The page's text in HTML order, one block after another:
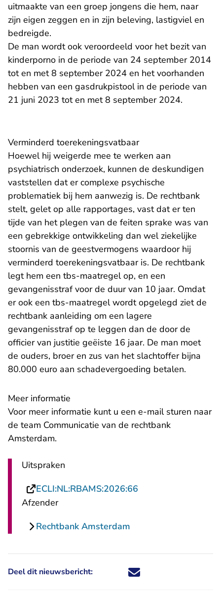
uitmaakte van een groep jongens die hem, naar
zijn eigen zeggen en in zijn beleving, lastigviel en
bedreigde.
De man wordt ook veroordeeld voor het bezit van
kinderporno in de periode van 24 september 2014
tot en met 8 september 2024 en het voorhanden
hebben van een gasdrukpistool in de periode van
21 juni 2023 tot en met 8 september 2024.
Verminderd toerekeningsvatbaar
Hoewel hij weigerde mee te werken aan
psychiatrisch onderzoek, kunnen de deskundigen
vaststellen dat er complexe psychische
problematiek bij hem aanwezig is. De rechtbank
stelt, gelet op alle rapportages, vast dat er ten
tijde van het plegen van de feiten sprake was van
een gebrekkige ontwikkeling dan wel ziekelijke
stoornis van de geestvermogens waardoor hij
verminderd toerekeningsvatbaar is. De rechtbank
legt hem een tbs-maatregel op, en een
gevangenisstraf voor de duur van 10 jaar. Omdat
er ook een tbs-maatregel wordt opgelegd ziet de
rechtbank aanleiding om een lagere
gevangenisstraf op te leggen dan de door de
officier van justitie geëiste 16 jaar. De man moet
de ouders, broer en zus van het slachtoffer bijna
80.000 euro aan schadevergoeding betalen.
Meer informatie
Voor meer informatie kunt u een e-mail- U verlaat
sturen naar
de team Communicatie van de rechtbank
Amsterdam.
Uitspraken
ECLI:NL:RBAMS:2026:66
Afzender
Rechtbank Amsterdam
Deel dit nieuwsbericht: Deel dit nieuwsbericht via X -
Deel dit nieuwsbericht via
Deel dit nieuwsbericht
Deel dit